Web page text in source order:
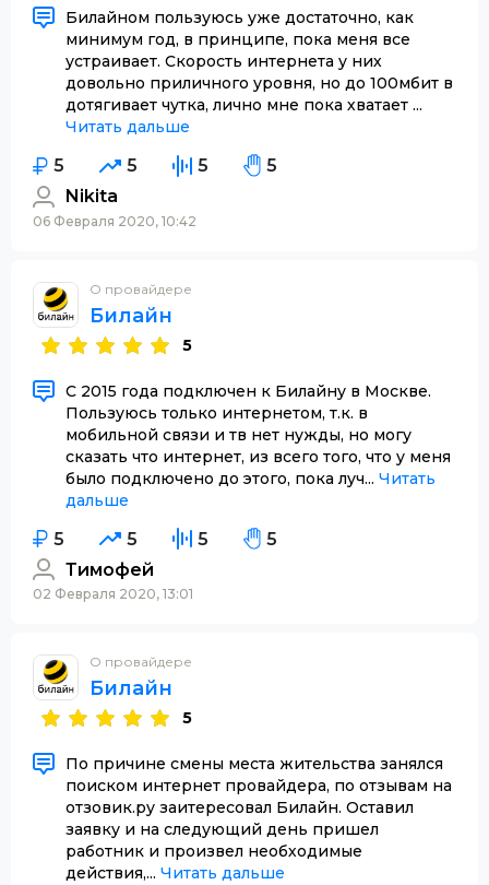
Билайном пользуюсь уже достаточно, как
минимум год, в принципе, пока меня все
устраивает. Скорость интернета у них
довольно приличного уровня, но до 100мбит в
дотягивает чутка, лично мне пока хватает ...
Читать дальше
5 5 5
5
Nikita
06 Февраля 2020, 10:42
О провайдере
Билайн
5
С 2015 года подключен к Билайну в Москве.
Пользуюсь только интернетом, т.к. в
мобильной связи и тв нет нужды, но могу
сказать что интернет, из всего того, что у меня
было подключено до этого, пока луч... Читать
дальше
5 5 5
5
Тимофей
02 Февраля 2020, 13:01
О провайдере
Билайн
5
По причине смены места жительства занялся
поиском интернет провайдера, по отзывам на
отзовик.ру заитересовал Билайн. Оставил
заявку и на следующий день пришел
работник и произвел необходимые
действия,... Читать дальше